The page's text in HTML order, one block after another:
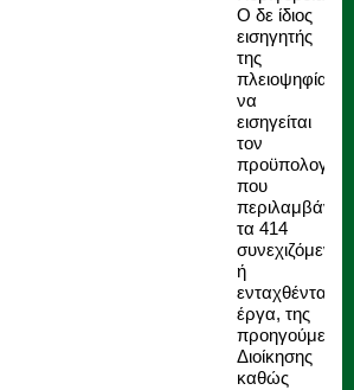
Ο δε ίδιος
εισηγητής
της
πλειοψηφίας,
να
εισηγείται
τον
που
περιλαμβάνει
τα 414
συνεχιζόμενα
ή
ενταχθέντα
έργα, της
προηγούμενης
Διοίκησης
καθώς